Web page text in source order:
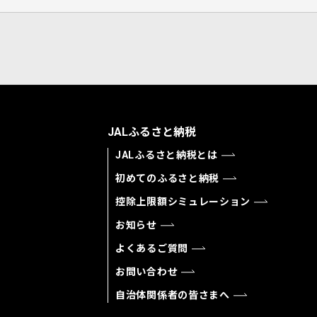
JALふるさと納税
JALふるさと納税とは
初めてのふるさと納税
控除上限額シミュレーション
お知らせ
よくあるご質問
お問い合わせ
自治体関係者の皆さまへ